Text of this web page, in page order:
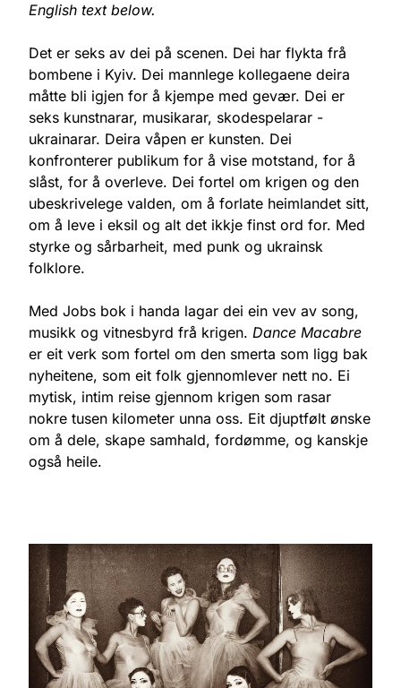
English text below.
Det er seks av dei på scenen. Dei har flykta frå
bombene i Kyiv. Dei mannlege kollegaene deira
måtte bli igjen for å kjempe med gevær. Dei er
seks kunstnarar, musikarar, skodespelarar -
ukrainarar. Deira våpen er kunsten. Dei
konfronterer publikum for å vise motstand, for å
slåst, for å overleve. Dei fortel om krigen og den
ubeskrivelege valden, om å forlate heimlandet sitt,
om å leve i eksil og alt det ikkje finst ord for. Med
styrke og sårbarheit, med punk og ukrainsk
folklore.
Med Jobs bok i handa lagar dei ein vev av song,
musikk og vitnesbyrd frå krigen. Dance Macabre
er eit verk som fortel om den smerta som ligg bak
nyheitene, som eit folk gjennomlever nett no. Ei
mytisk, intim reise gjennom krigen som rasar
nokre tusen kilometer unna oss. Eit djuptfølt ønske
om å dele, skape samhald, fordømme, og kanskje
også heile.